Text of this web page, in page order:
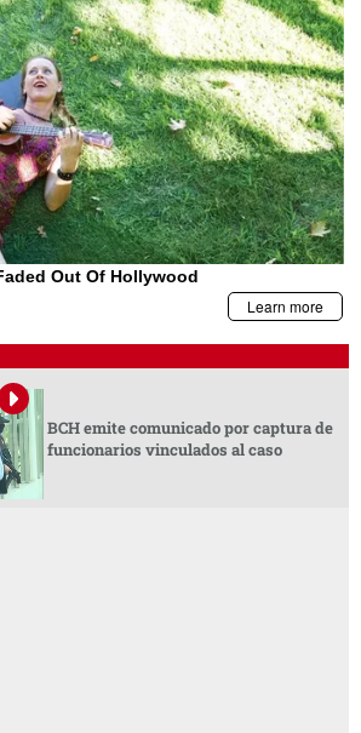
BCH emite comunicado por captura de
funcionarios vinculados al caso